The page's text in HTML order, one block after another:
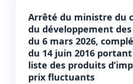
Arrêté du ministre du
du développement
du 6 mars 2026,
du 14 juin 2016
liste des produits
prix fluctuants